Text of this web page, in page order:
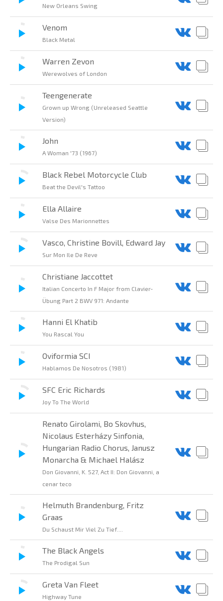
New Orleans Swing
Venom
Black Metal
Warren Zevon
Werewolves of London
Teengenerate
Grown up Wrong (Unreleased Seattle
Version)
John
A Woman '73 (1967)
Black Rebel Motorcycle Club
Beat the Devil's Tattoo
Ella Allaire
Valse Des Marionnettes
Vasco, Christine Bovill, Edward Jay
Sur Mon Ile De Reve
Christiane Jaccottet
Italian Concerto In F Major from Clavier-
Übung Part 2 BWV 971: Andante
Hanni El Khatib
You Rascal You
Oviformia SCI
Hablamos De Nosotros (1981)
SFC Eric Richards
Joy To The World
Renato Girolami, Bo Skovhus,
Nicolaus Esterházy Sinfonia,
Hungarian Radio Chorus, Janusz
Monarcha & Michael Halász
Don Giovanni, K. 527, Act II: Don Giovanni, a
cenar teco
Helmuth Brandenburg, Fritz
Graas
Du Schaust Mir Viel Zu Tief....
The Black Angels
The Prodigal Sun
Greta Van Fleet
Highway Tune